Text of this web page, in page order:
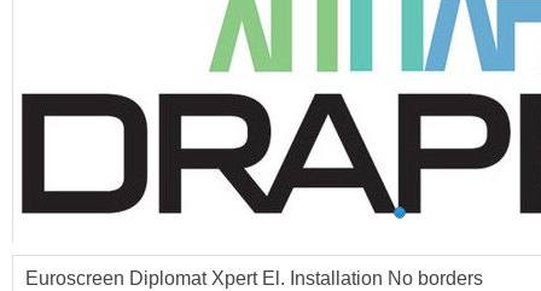
Euroscreen Diplomat Xpert El. Installation No borders